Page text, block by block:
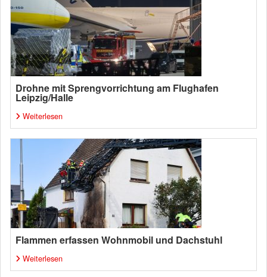
Drohne mit Sprengvorrichtung am Flughafen
Leipzig/Halle
Weiterlesen
Flammen erfassen Wohnmobil und Dachstuhl
Weiterlesen